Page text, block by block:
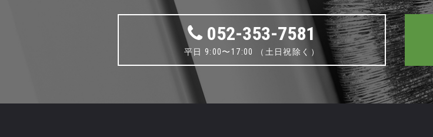
052-353-7581
平日 9:00〜17:00 （土日祝除く）